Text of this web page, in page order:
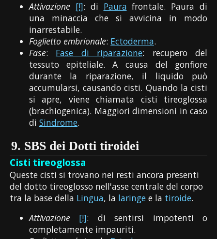
Attivazione [!]: di Paura frontale. Paura di
una minaccia che si avvicina in modo
inarrestabile.
Foglietto embrionale: Ectoderma.
Fase: Fase di riparazione: recupero del
tessuto epiteliale. A causa del gonfiore
durante la riparazione, il liquido può
accumularsi, causando cisti. Quando la cisti
si apre, viene chiamata cisti tireoglossa
(brachiogenica). Maggiori dimensioni in caso
di Sindrome.
9. SBS dei Dotti tiroidei
Cisti tireoglossa
Queste cisti si trovano nei resti ancora presenti
del dotto tireoglosso nell'asse centrale del corpo
tra la base della Lingua, la laringe e la tiroide.
Attivazione
[!]: di sentirsi impotenti o
completamente impauriti.